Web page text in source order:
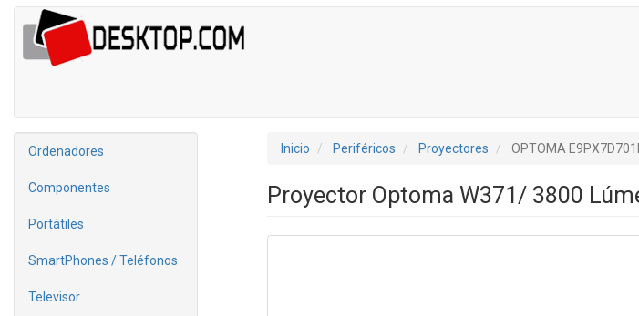
Ordenadores
Componentes
Portátiles
SmartPhones / Teléfonos
Televisor
Inicio Periféricos Proyectores OPTOMA
Proyector Optoma W371/ 3800